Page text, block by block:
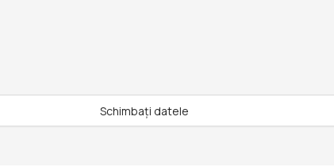
Schimbați datele